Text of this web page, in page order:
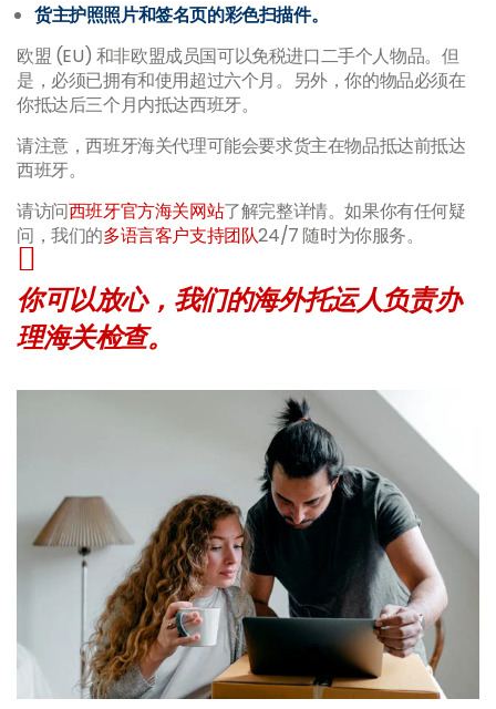
货主护照照片和签名页的彩色扫描件。
欧盟 (EU) 和非欧盟成员国可以免税进口二手个人物品。但
是，必须已拥有和使用超过六个月。另外，你的物品必须在
你抵达后三个月内抵达西班牙。
请注意，西班牙海关代理可能会要求货主在物品抵达前抵达
西班牙。
请访问西班牙官方海关网站了解完整详情。如果你有任何疑
问，我们的多语言客户支持团队24/7 随时为你服务。
你可以放心，我们的海外托运人负责办
理海关检查。